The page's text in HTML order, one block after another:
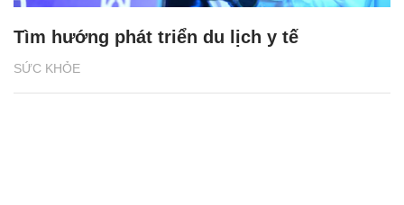
SỨC KHỎE
Tìm hướng phát triển du lịch y tế